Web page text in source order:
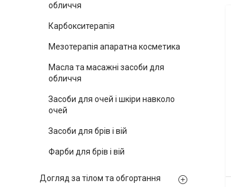
обличчя
Карбокситерапія
Мезотерапія апаратна косметика
Масла та масажні засоби для
обличчя
Засоби для очей і шкіри навколо
очей
Засоби для брів і вій
Фарби для брів і вій
Догляд за тілом та обгортання